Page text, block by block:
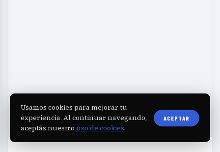
Usamos cookies para mejorar tu
experiencia. Al continuar navegando,
aceptás nuestro uso de cookies.
ACEPTAR